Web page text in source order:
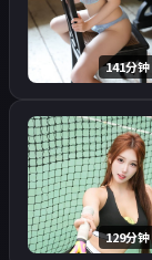
141分钟
129分钟